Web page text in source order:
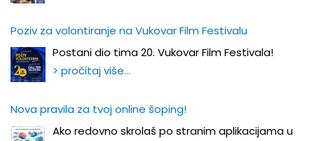
Poziv za volontiranje na Vukovar Film Festivalu
Postani dio tima 20. Vukovar Film Festivala!
> pročitaj više…
Nova pravila za tvoj online šoping!
Ako redovno skrolaš po stranim aplikacijama u